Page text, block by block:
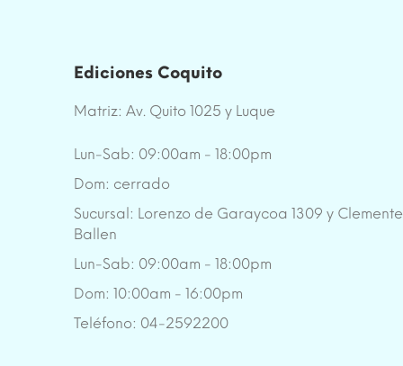
Ediciones Coquito
Matriz: Av. Quito 1025 y Luque
Lun-Sab: 09:00am - 18:00pm
Dom: cerrado
Sucursal: Lorenzo de Garaycoa 1309 y Clemente
Ballen
Lun-Sab: 09:00am - 18:00pm
Dom: 10:00am - 16:00pm
Teléfono: 04-2592200